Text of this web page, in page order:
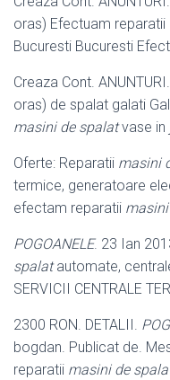
oras) Efectuam reparatii
Bucuresti Bucuresti
Creaza Cont. ANUNTURI.
oras) de spalat galati
masini de spalatvase in
Oferte: Reparatii masini
termice, generatoare
efectam reparatii
POGOANELE. 23 Ian
spalatautomate,
SERVICII CENTRALE
2300 RON. DETALII.
bogdan. Publicat de.
reparatii masini de